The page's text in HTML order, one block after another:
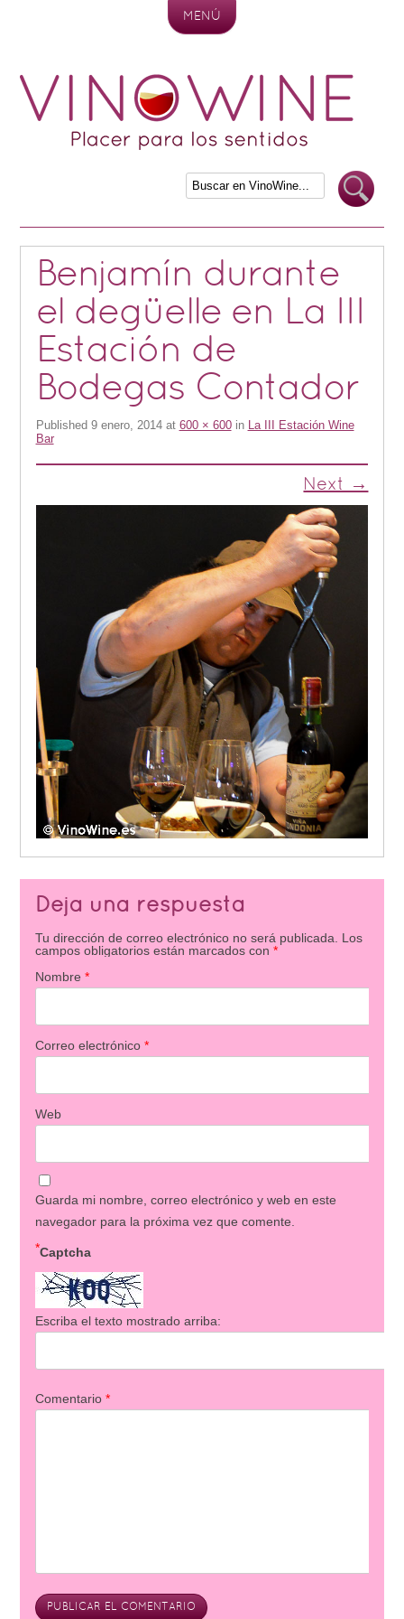
MENÚ
Benjamín durante
el degüelle en La III
Estación de
Bodegas Contador
Published 9 enero, 2014at 600 × 600in La III Estación Wine
Bar
Next →
Deja una respuesta
Tu dirección de correo electrónico no será publicada. Los
campos obligatorios están marcados con *
Nombre *
Correo electrónico *
Web
Guarda mi nombre, correo electrónico y web en este
navegador para la próxima vez que comente.
Captcha
*
Escriba el texto mostrado arriba:
Comentario *